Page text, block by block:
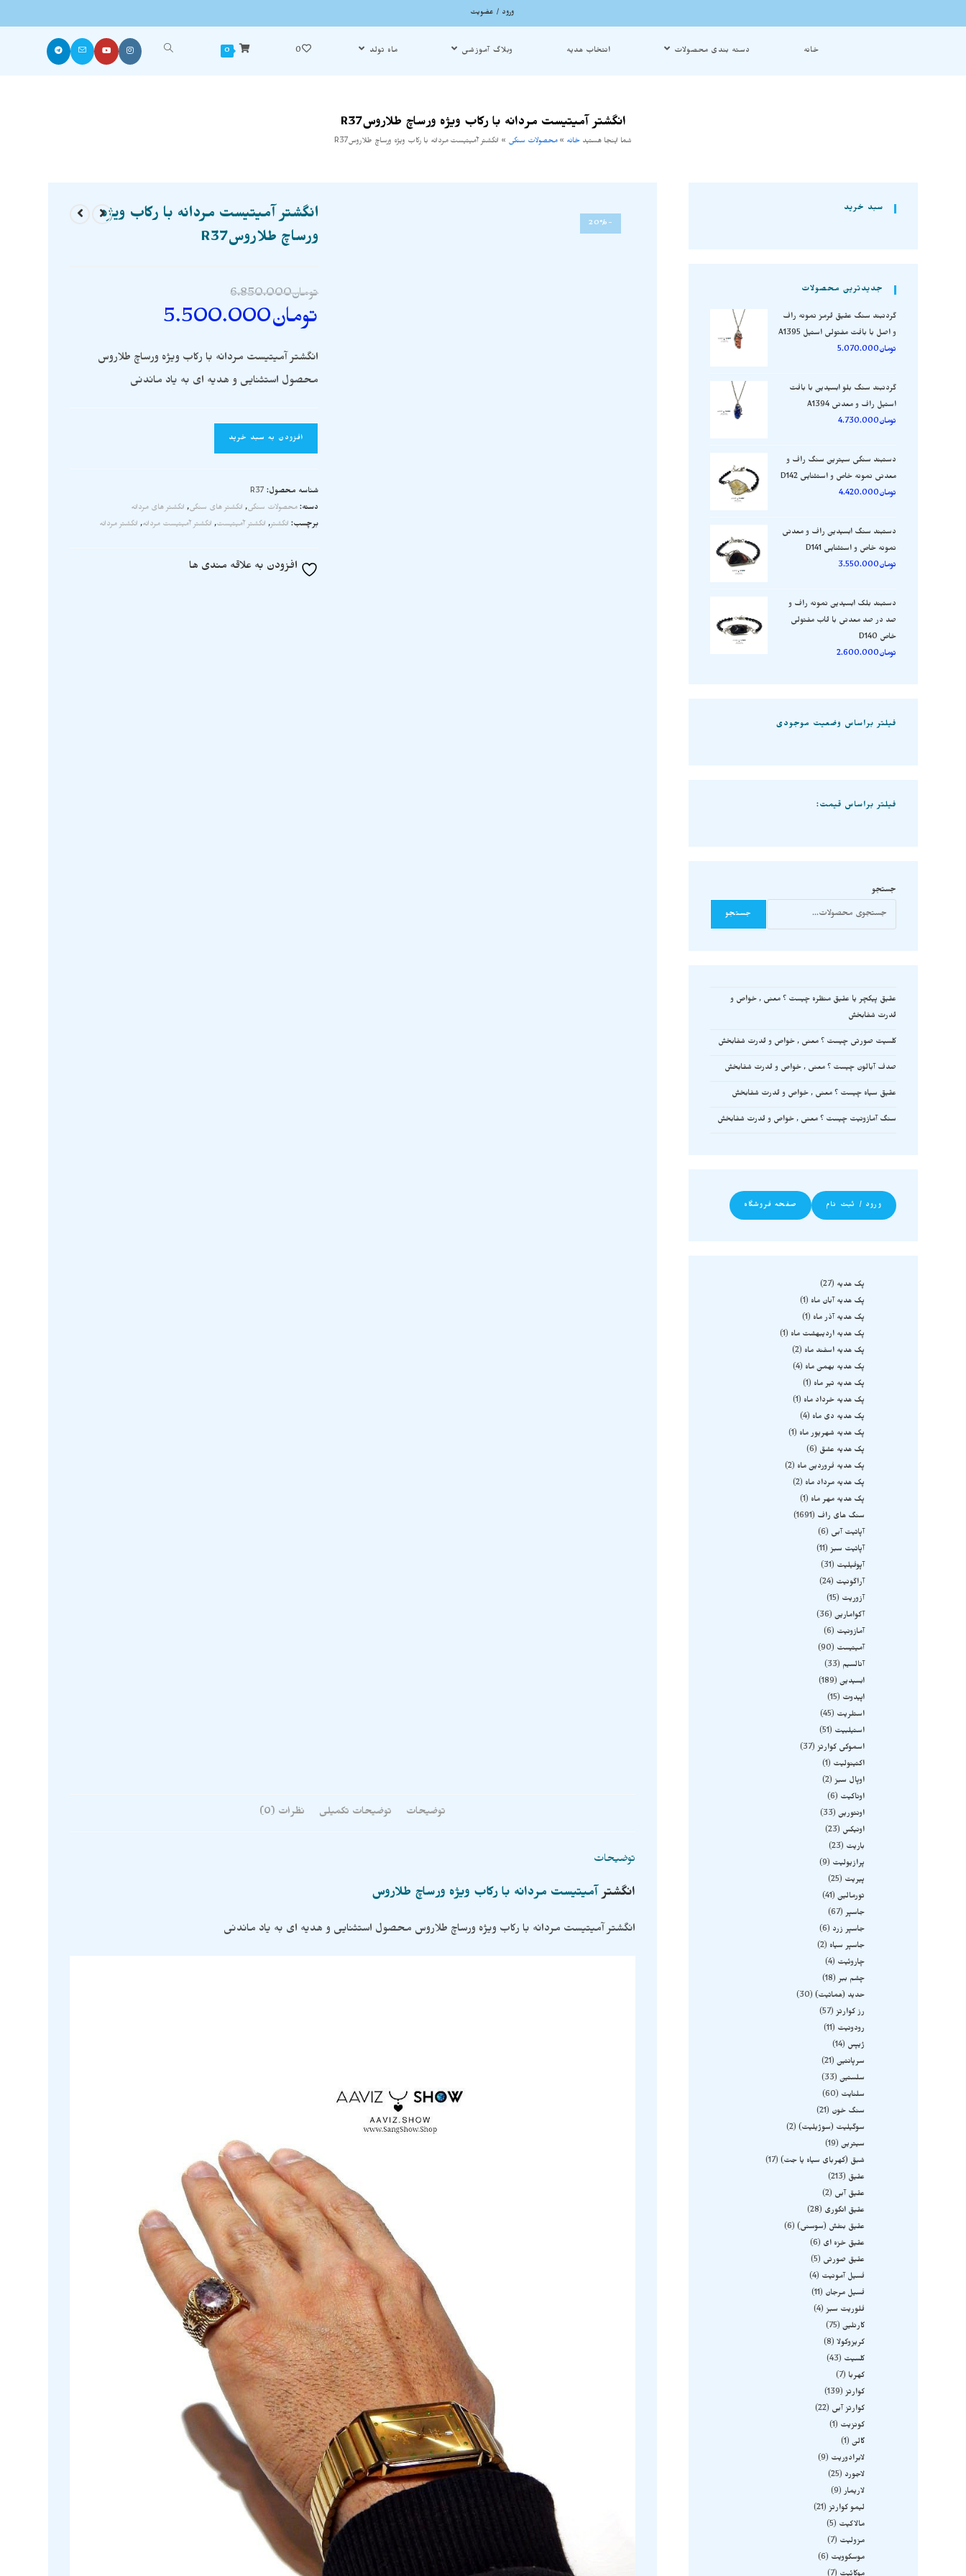
ورود / عضویت
خانه دسته بندی محصولات انتخاب هدیه وبلاگ آموزشی ماه تولد 0
0
انگشتر آمیتیست مردانه با رکاب ویژه ورساچ طلاروسR37
شما اینجا هستید خانه »محصولات سنگی » انگشتر آمیتیست مردانه با رکاب ویژه ورساچ طلاروسR37
-20%
انگشتر آمیتیست مردانه با رکاب ویژه
ورساچ طلاروسR37
تومان6.850.000
تومان5.500.000
انگشتر آمیتیست مردانه با رکاب ویژه ورساچ طلاروس
محصول استثنایی و هدیه ای به یاد ماندنی
افزودن به سبد خرید
شناسه محصول: R37
دسته: محصولات سنگی, انگشتر های سنگی, انگشتر های مردانه
برچسب: انگشتر, انگشتر آمیتیست, انگشتر آمیتیست مردانه, انگشتر مردانه
افزودن به علاقه مندی ها
توضیحات توضیحات تکمیلی نظرات (0)
توضیحات
انگشتر آمیتیست مردانه با رکاب ویژه ورساچ طلاروس
انگشتر آمیتیست مردانه با رکاب ویژه ورساچ طلاروس محصول استثنایی و هدیه ای به یاد ماندنی
سبد خرید
جدیدترین محصولات
گردنبند سنگ عقیق قرمز نمونه راف
و اصل با بافت مفتولی استیل A1395
تومان5.070.000
گردنبند سنگ بلو ابسیدین با بافت
استیل راف و معدنی A1394
تومان4.730.000
دستبند سنگی سیترین سنگ راف و
معدنی نمونه خاص و استثنایی D142
تومان4.420.000
دستبند سنگ ابسیدین راف و معدنی
نمونه خاص و استثنایی D141
تومان3.550.000
دستبند بلک ابسیدین نمونه راف و
صد در صد معدنی با قاب مفتولی
خاص D140
تومان2.600.000
فیلتر براساس وضعیت موجودی
فیلتر براساس قیمت:
جستجو
جستجو
عقیق پیکچر یا عقیق منظره چیست ؟ معنی , خواص و
قدرت شفابخش
کلسیت صورتی چیست ؟ معنی , خواص و قدرت شفابخش
صدف آبالون چیست ؟ معنی , خواص و قدرت شفابخش
عقیق سیاه چیست ؟ معنی , خواص و قدرت شفابخش
سنگ آمازونیت چیست ؟ معنی , خواص و قدرت شفابخش
ورود / ثبت نام صفحه فروشگاه
پک هدیه
27
پک هدیه آبان ماه
1
پک هدیه آذر ماه
1
پک هدیه اردیبهشت ماه
1
پک هدیه اسفند ماه
2
پک هدیه بهمن ماه
4
پک هدیه تیر ماه
1
پک هدیه خرداد ماه
1
پک هدیه دی ماه
4
پک هدیه شهریور ماه
1
پک هدیه عشق
6
پک هدیه فروردین ماه
2
پک هدیه مرداد ماه
2
پک هدیه مهر ماه
1
سنگ های راف
1691
آپاتیت آبی
6
آپاتیت سبز 11
آپوفیلیت
31
آراگونیت
24
آزوریت
15
آکوامارین 36
آمازونیت
6
آمیتیست
90
آنالسیم
33
ابسیدین 189
اپیدوت
15
استلریت
45
استیلبیت
51
اسموکی کوارتز 37
اکتینولیت
1
اوپال سبز 2
اوناکیت
6
اونتورین 33
اونیکس
23
باریت
23
پرازیولیت
9
پیریت
25
تورمالین 41
جاسپر 67
جاسپر زرد
6
جاسپر سیاه
2
چاروئیت
4
چشم ببر 18
حدید (هماتیت) 30
رز کوارتز 57
رودونیت
11
ژیپس
14
سرپانتین 21
سلستین 33
سلنایت
60
سنگ خون
21
سوگیلیت (سوژیلیت) 2
سیترین 19
شبق (کهربای سیاه یا جت) 17
عقیق
213
عقیق آبی
2
عقیق انگوری
28
عقیق بنفش (سوسنی) 6
عقیق خزه ای
6
عقیق صورتی
5
فسیل آمونیت
4
فسیل مرجان
11
فلوریت سبز 4
کارنلین 75
کریزوکولا 8
کلسیت
43
کهربا
7
کوارتز 139
کوارتز آبی
22
کونزیت
1
گالن 1
لابرادوریت
9
لاجورد
25
لاریمار 9
لیمو کوارتز 21
مالاکیت
5
مزولیت
7
موسکوویت
6